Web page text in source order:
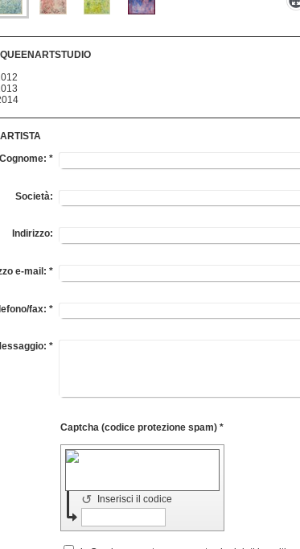
*
Società:
Indirizzo:
e-mail: *
fax: *
*
Captcha (codice protezione spam) *
Inserisci il codice
↺